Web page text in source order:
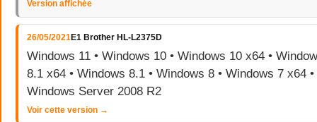
Version affichée
26/05/2021E1 Brother HL-L2375D
Windows 11 • Windows 10 • Windows 10 x64 •
8.1 x64 • Windows 8.1 • Windows 8 • Windows 7 x64
Windows Server 2008 R2
Voir cette version →